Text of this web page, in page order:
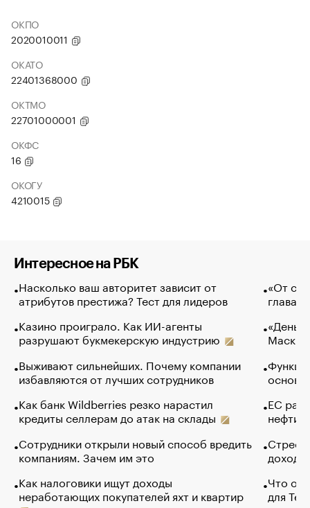
ОКПО
2020010011
ОКАТО
22401368000
ОКТМО
22701000001
ОКФС
16
ОКОГУ
4210015
Интересное на РБК
Насколько ваш авторитет зависит от
атрибутов престижа? Тест для лидеров
Казино проиграло. Как ИИ-агенты
разрушают букмекерскую индустрию
Выживают сильнейших. Почему компании
избавляются от лучших сотрудников
Как банк Wildberries резко нарастил
кредиты селлерам до атак на склады
Сотрудники открыли новый способ вредить
компаниям. Зачем им это
Как налоговики ищут доходы
неработающих покупателей яхт и квартир
«От
глава
Маск в
основ
ЕС
нефти
Что
для